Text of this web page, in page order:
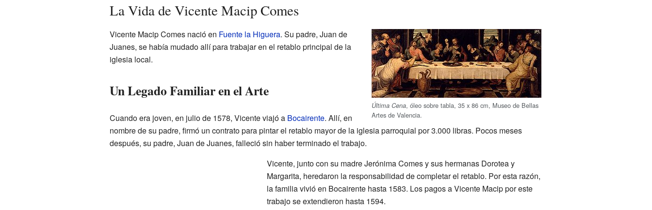
La Vida de Vicente Macip Comes
Última Cena, óleo sobre tabla, 35 x 86 cm, Museo de Bellas
Artes de Valencia.
Vicente Macip Comes nació en Fuente la Higuera. Su padre, Juan de
Juanes, se había mudado allí para trabajar en el retablo principal de la
iglesia local.
Un Legado Familiar en el Arte
Cuando era joven, en julio de 1578, Vicente viajó a Bocairente. Allí, en
nombre de su padre, firmó un contrato para pintar el retablo mayor de la iglesia parroquial por 3.000 libras. Pocos meses
después, su padre, Juan de Juanes, falleció sin haber terminado el trabajo.
Vicente, junto con su madre Jerónima Comes y sus hermanas Dorotea y
Margarita, heredaron la responsabilidad de completar el retablo. Por esta razón,
la familia vivió en Bocairente hasta 1583. Los pagos a Vicente Macip por este
trabajo se extendieron hasta 1594.